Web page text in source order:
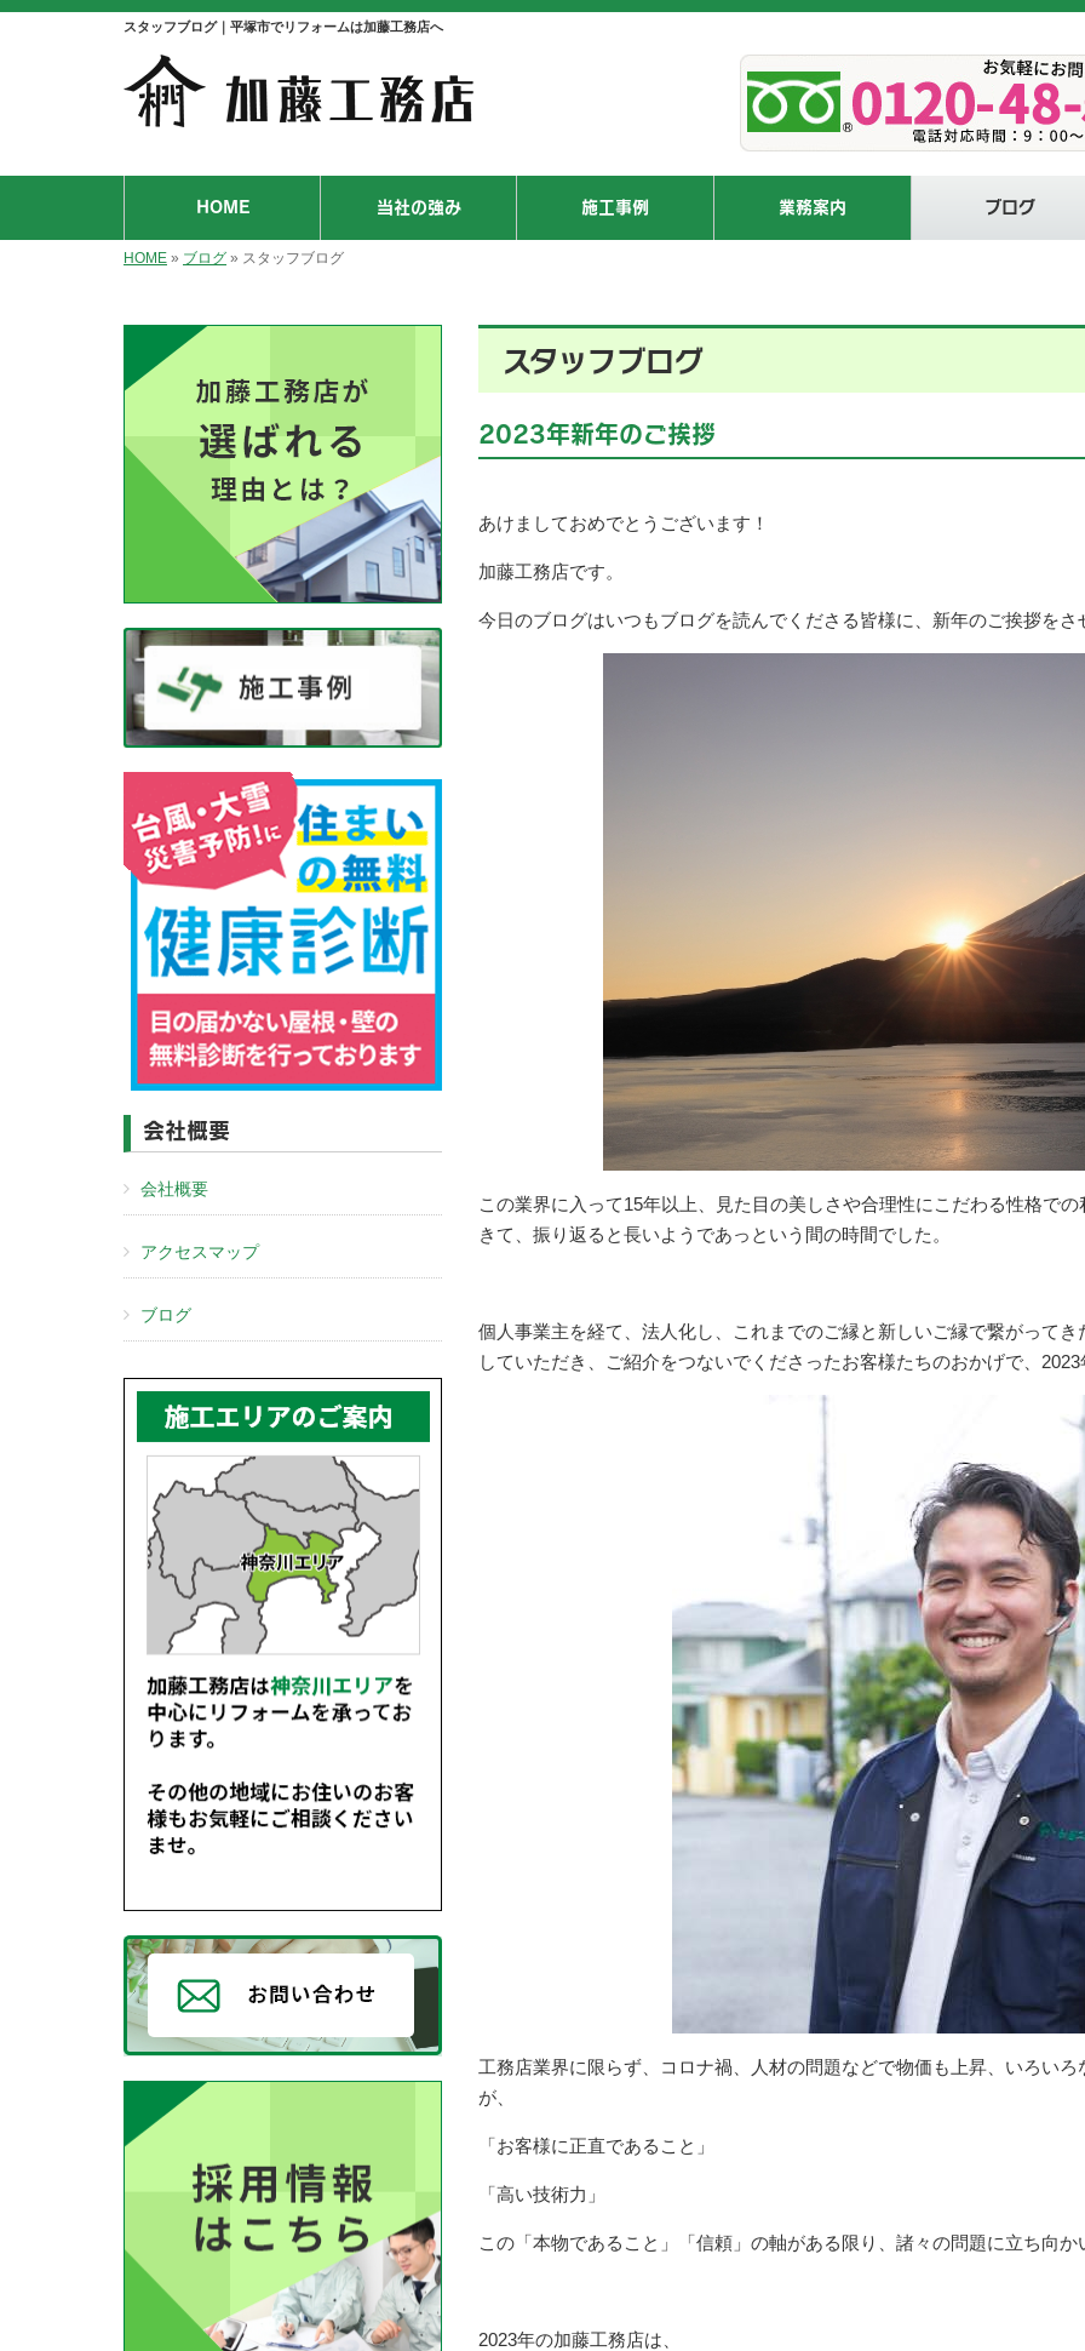
スタッフブログ｜平塚市でリフォームは加藤工務店へ
HOME 当社の強み 施工事例 業務案内 ブログ
HOME » ブログ » スタッフブログ
スタッフブログ
2023年新年のご挨拶
あけましておめでとうございます！
加藤工務店です。
今日のブログはいつもブログを読んでくださる皆様に、新年のご挨拶をさ
この業界に入って15年以上、見た目の美しさや合理性にこだわる性格で
きて、振り返ると長いようであっという間の時間でした。
個人事業主を経て、法人化し、これまでのご縁と新しいご縁で繋がって
していただき、ご紹介をつないでくださったお客様たちのおかげで、
工務店業界に限らず、コロナ禍、人材の問題などで物価も上昇、いろい
が、
「お客様に正直であること」
「高い技術力」
この「本物であること」「信頼」の軸がある限り、諸々の問題に立ち向
2023年の加藤工務店は、
会社概要
会社概要
アクセスマップ
ブログ